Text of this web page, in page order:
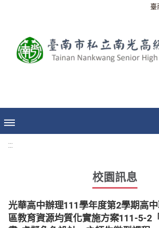
臺
:::
校園訊息
光華高中辦理111學年度第2學期高
區教育資源均質化實施方案111-5-2